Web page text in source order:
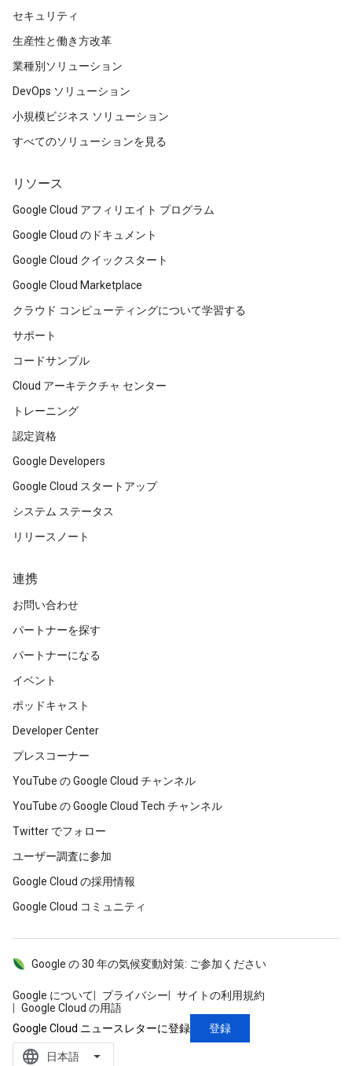
セキュリティ
生産性と働き方改革
業種別ソリューション
DevOps ソリューション
小規模ビジネス ソリューション
すべてのソリューションを見る
リソース
Google Cloud アフィリエイト プログラム
Google Cloud のドキュメント
Google Cloud クイックスタート
Google Cloud Marketplace
クラウド コンピューティングについて学習する
サポート
コードサンプル
Cloud アーキテクチャ センター
トレーニング
認定資格
Google Developers
Google Cloud スタートアップ
システム ステータス
リリースノート
連携
お問い合わせ
パートナーを探す
パートナーになる
イベント
ポッドキャスト
Developer Center
プレスコーナー
YouTube の Google Cloud チャンネル
YouTube の Google Cloud Tech チャンネル
Twitter でフォロー
ユーザー調査に参加
Google Cloud の採用情報
Google Cloud コミュニティ
Google について プライバシー
サイトの利用規約
Google Cloud の用語
Google の 30 年の気候変動対策: ご参加ください
Google Cloud ニュースレターに登録 登録
language ‪日本語‬